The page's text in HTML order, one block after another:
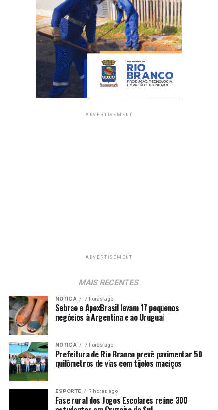
ADVERTISEMENT
ADVERTISEMENT
MAIS RECENTES
NOTÍCIA 7 horas ago
Sebrae e ApexBrasil levam 17 pequenos
negócios à Argentina e ao Uruguai
NOTÍCIA 7 horas ago
Prefeitura de Rio Branco prevê pavimentar 50
quilômetros de vias com tijolos maciços
ESPORTE 7 horas ago
Fase rural dos Jogos Escolares reúne 300